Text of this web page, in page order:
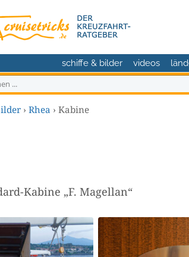
schiffe & bilder videos
› Rhea › Kabine
Kabine „F. Magellan“